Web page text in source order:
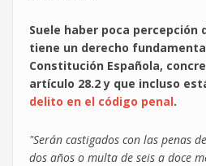
Suele haber poca percepción
tiene un derecho
Constitución Española,
artículo 28.2 y que incluso
delito en el código penal.
"Serán castigados con las penas
dos años o multa de seis a doce